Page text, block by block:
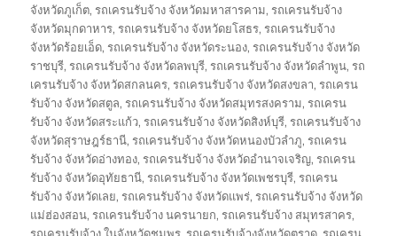
จังหวัดภูเก็ต,รถเครนรับจ้าง จังหวัดมหาสารคาม,รถเครนรับจ้าง
จังหวัดมุกดาหาร,รถเครนรับจ้าง จังหวัดยโสธร,รถเครนรับจ้าง
จังหวัดร้อยเอ็ด,รถเครนรับจ้าง จังหวัดระนอง,รถเครนรับจ้าง จังหวัด
ราชบุรี,รถเครนรับจ้าง จังหวัดลพบุรี,รถเครนรับจ้าง จังหวัดลำพูน,รถ
เครนรับจ้าง จังหวัดสกลนคร,รถเครนรับจ้าง จังหวัดสงขลา,รถเครน
รับจ้าง จังหวัดสตูล,รถเครนรับจ้าง จังหวัดสมุทรสงคราม,รถเครน
รับจ้าง จังหวัดสระแก้ว,รถเครนรับจ้าง จังหวัดสิงห์บุรี,รถเครนรับจ้าง
จังหวัดสุราษฎร์ธานี,รถเครนรับจ้าง จังหวัดหนองบัวลำภู,รถเครน
รับจ้าง จังหวัดอ่างทอง,รถเครนรับจ้าง จังหวัดอำนาจเจริญ,รถเครน
รับจ้าง จังหวัดอุทัยธานี,รถเครนรับจ้าง จังหวัดเพชรบุรี,รถเครน
รับจ้าง จังหวัดเลย,รถเครนรับจ้าง จังหวัดแพร่,รถเครนรับจ้าง จังหวัด
แม่ฮ่องสอน,รถเครนรับจ้าง นครนายก,รถเครนรับจ้าง สมุทรสาคร,